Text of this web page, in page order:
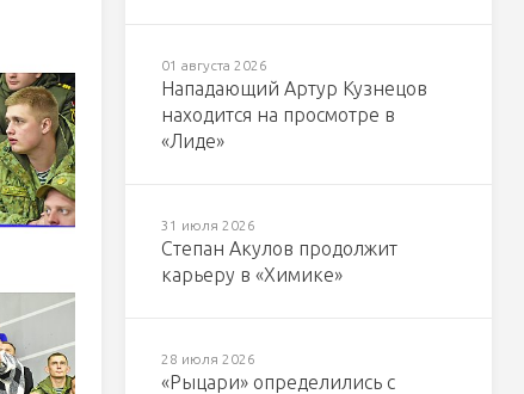
01 августа 2026
Нападающий Артур Кузнецов
находится на просмотре в
«Лиде»
31 июля 2026
Степан Акулов продолжит
карьеру в «Химике»
28 июля 2026
«Рыцари» определились с